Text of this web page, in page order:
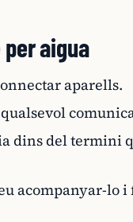
aigua
aparells.
dins del termini
acompanyar-lo